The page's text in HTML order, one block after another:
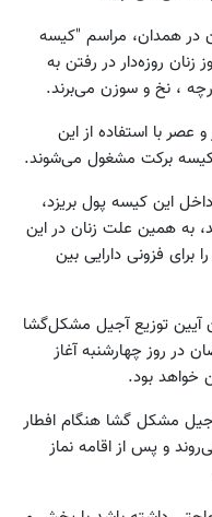
در همدان، مراسم "کیسه
این روز زنان روزه‌دار در رفتن به
، نخ و سوزن می‌برند.
عصر با استفاده از این
برکت مشغول می‌شوند.
این کیسه پول بریزد،
به همین علت زنان در این
فزونی دارایی بین
آیین توزیع آجیل مشکل‌گشا
در روز چهارشنبه آغاز
خواهد بود.
مشکل گشا هنگام افطار
و پس از اقامه نماز